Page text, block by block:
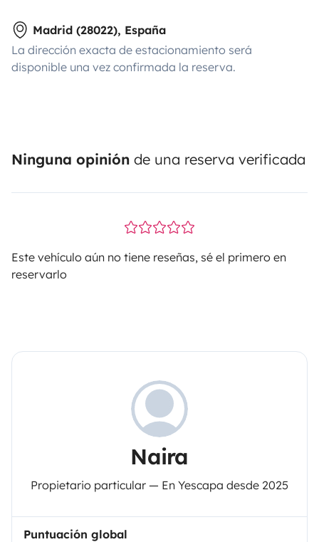
Madrid (28022), España
La dirección exacta de estacionamiento será
disponible una vez confirmada la reserva.
Ninguna opinión de una reserva verificada
Este vehículo aún no tiene reseñas, sé el primero en
reservarlo
Naira
Propietario particular — En Yescapa desde 2025
Puntuación global